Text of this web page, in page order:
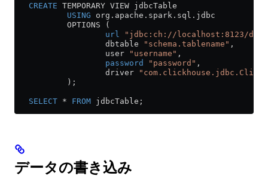
   CREATE
TEMPORARY VIEW jdbcTable
           USING
org . apache . spark . sql .jdbc
           OPTIONS (
                   url
"jdbc:ch://localhost:8123/
                   dbtable
"schema.tablename" ,
                   user
"username" ,
                   password
"password" ,
                   driver
           );
   SELECT
* FROM jdbcTable;
データの書き込み